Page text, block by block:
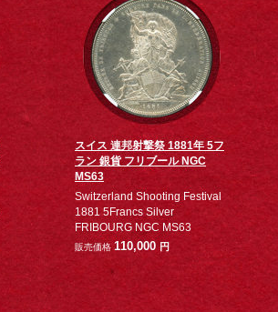
スイス 連邦射撃祭 1881年 5フ
ラン 銀貨 フリブール NGC
MS63
Switzerland Shooting Festival
1881 5Francs Silver
FRIBOURG NGC MS63
販売価格 110,000 円